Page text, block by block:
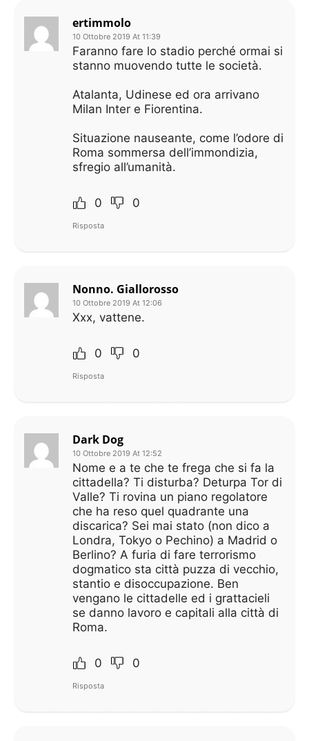
ertimmolo
10 Ottobre 2019 At 11:39
Faranno fare lo stadio perché ormai si
stanno muovendo tutte le società.
Atalanta, Udinese ed ora arrivano
Milan Inter e Fiorentina.
Situazione nauseante, come l’odore di
Roma sommersa dell’immondizia,
sfregio all’umanità.
0 0
Risposta
Nonno. Giallorosso
10 Ottobre 2019 At 12:06
Xxx, vattene.
0 0
Risposta
Dark Dog
10 Ottobre 2019 At 12:52
Nome e a te che te frega che si fa la
cittadella? Ti disturba? Deturpa Tor di
Valle? Ti rovina un piano regolatore
che ha reso quel quadrante una
discarica? Sei mai stato (non dico a
Londra, Tokyo o Pechino) a Madrid o
Berlino? A furia di fare terrorismo
dogmatico sta città puzza di vecchio,
stantio e disoccupazione. Ben
vengano le cittadelle ed i grattacieli
se danno lavoro e capitali alla città di
Roma.
0 0
Risposta